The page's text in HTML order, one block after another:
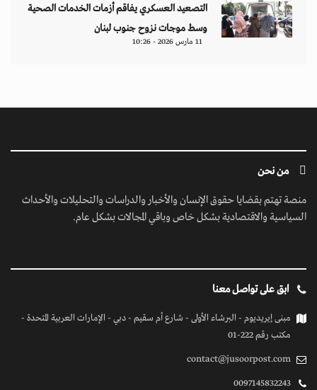
التصعيد العسكري يفاقم أزمات الخدمات الصحية
وسط موجات نزوح جنوب لبنان
11 مارس 2026 - 10:26
من نحن
منصة تهتم بقضايا حقوق الإنسان والأخبار والدراسات والتحليلات والأحداث
السياسية والاقتصادية بشكل خاص وباقي المجالات بشكل عام.
ابق على تواصل معنا
مبنى إيريديوم - البرشاء الأولى - شارع أم سقيم - دبي - الإمارات العربية المتحدة -
مكتب رقم 222-01
contact@jusoorpost.com
0097145832243